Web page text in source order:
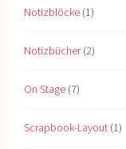
Notizblöcke (1)
Notizbücher(2)
On Stage (7)
Scrapbook-Layout (1)